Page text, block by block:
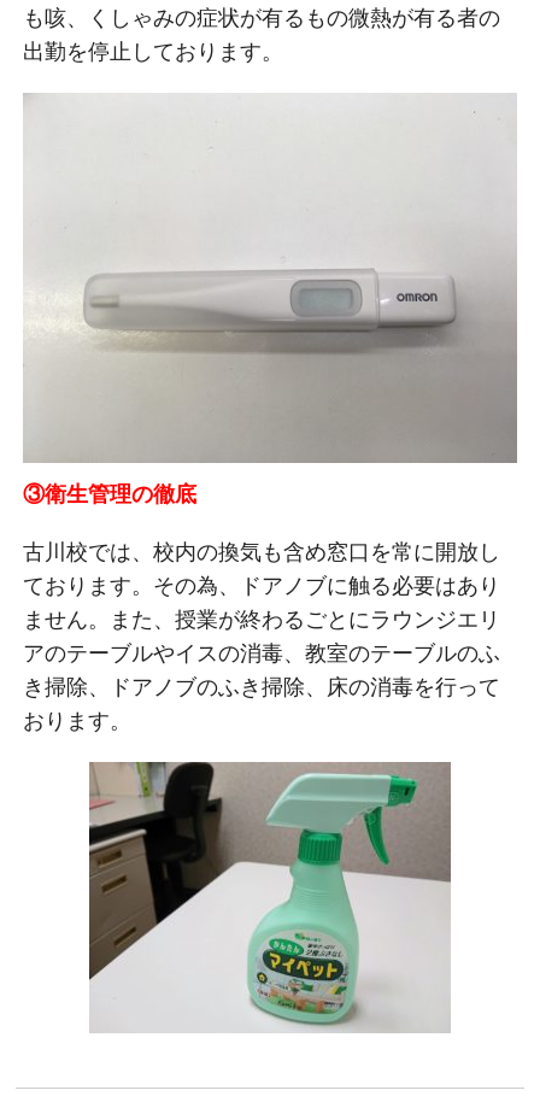
も咳、くしゃみの症状が有るもの微熱が有る者の
出勤を停止しております。
③衛生管理の徹底
古川校では、校内の換気も含め窓口を常に開放し
ております。その為、ドアノブに触る必要はあり
ません。また、授業が終わるごとにラウンジエリ
アのテーブルやイスの消毒、教室のテーブルのふ
き掃除、ドアノブのふき掃除、床の消毒を行って
おります。